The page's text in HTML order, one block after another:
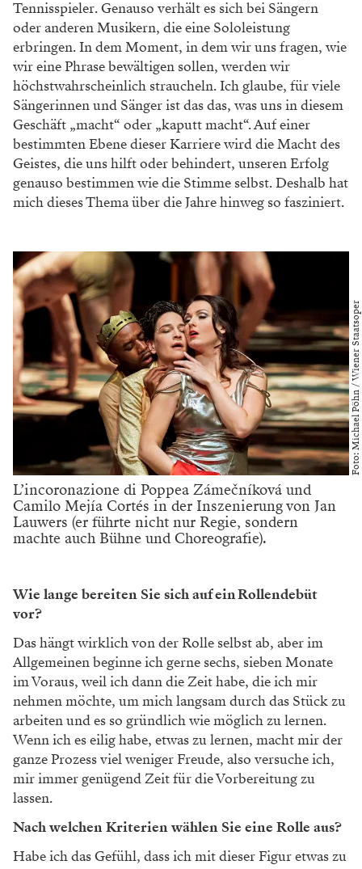
Tennisspieler. Genauso verhält es sich bei Sängern
oder anderen Musikern, die eine Sololeistung
erbringen. In dem Moment, in dem wir uns fragen, wie
wir eine Phrase bewältigen sollen, werden wir
höchstwahrscheinlich straucheln. Ich glaube, für viele
Sängerinnen und Sänger ist das das, was uns in diesem
Geschäft „macht“ oder „kaputt macht“. Auf einer
bestimmten Ebene dieser Karriere wird die Macht des
Geistes, die uns hilft oder behindert, unseren Erfolg
genauso bestimmen wie die Stimme selbst. Deshalb hat
mich dieses Thema über die Jahre hinweg so fasziniert.
Foto: Michael Pöhn / Wiener Staatsoper
L’incoronazione di Poppea Zámečníková und
Camilo Mejía Cortés in der Inszenierung von Jan
Lauwers (er führte nicht nur Regie, sondern
machte auch Bühne und Choreografie).
Wie lange bereiten Sie sich auf ein Rollendebüt
vor?
Das hängt wirklich von der Rolle selbst ab, aber im
Allgemeinen beginne ich gerne sechs, sieben Monate
im Voraus, weil ich dann die Zeit habe, die ich mir
nehmen möchte, um mich langsam durch das Stück zu
arbeiten und es so gründlich wie möglich zu lernen.
Wenn ich es eilig habe, etwas zu lernen, macht mir der
ganze Prozess viel weniger Freude, also versuche ich,
mir immer genügend Zeit für die Vorbereitung zu
lassen.
Nach welchen Kriterien wählen Sie eine Rolle aus?
Habe ich das Gefühl, dass ich mit dieser Figur etwas zu